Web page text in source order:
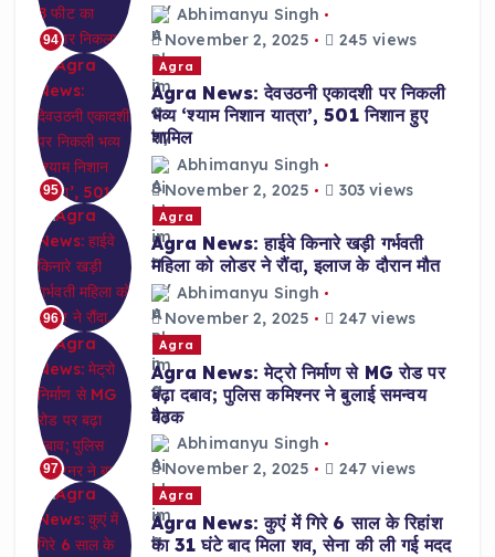
94
Abhimanyu Singh
November 2, 2025
245 views
95
Agra
Agra News: देवउठनी एकादशी पर निकली
भव्य ‘श्याम निशान यात्रा’, 501 निशान हुए
शामिल
Abhimanyu Singh
November 2, 2025
303 views
96
Agra
Agra News: हाईवे किनारे खड़ी गर्भवती
महिला को लोडर ने रौंदा, इलाज के दौरान मौत
Abhimanyu Singh
November 2, 2025
247 views
97
Agra
Agra News: मेट्रो निर्माण से MG रोड पर
बढ़ा दबाव; पुलिस कमिश्नर ने बुलाई समन्वय
बैठक
Abhimanyu Singh
November 2, 2025
247 views
Agra
Agra News: कुएं में गिरे 6 साल के रिहांश
का 31 घंटे बाद मिला शव, सेना की ली गई मदद